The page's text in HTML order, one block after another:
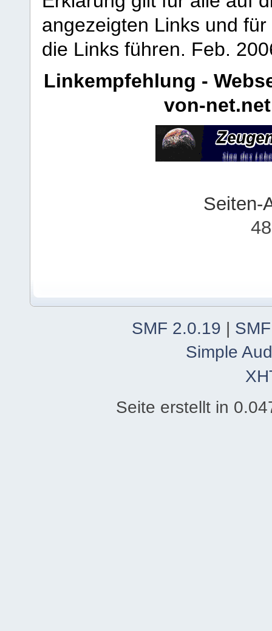
angezeigten Links und
die Links führen. Feb.
Linkempfehlung -
von-net.net
Seiten-
SMF 2.0.19
Simple
Seite erstellt in